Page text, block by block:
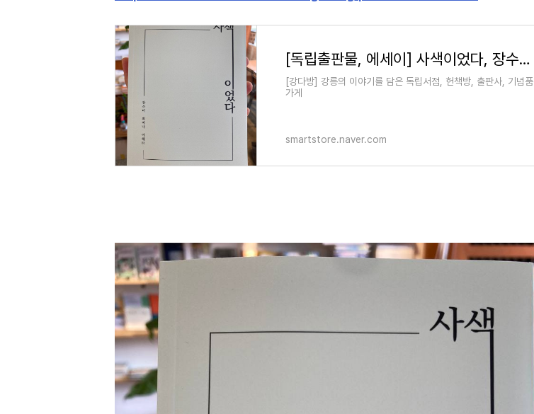
[독립출판물, 에세이] 사색이었다, 장수미, 최미나, 이혜라 : 강다방
[강다방] 강릉의 이야기를 담은 독립서점, 헌책방, 출판사, 기념품
가게
smartstore.naver.com